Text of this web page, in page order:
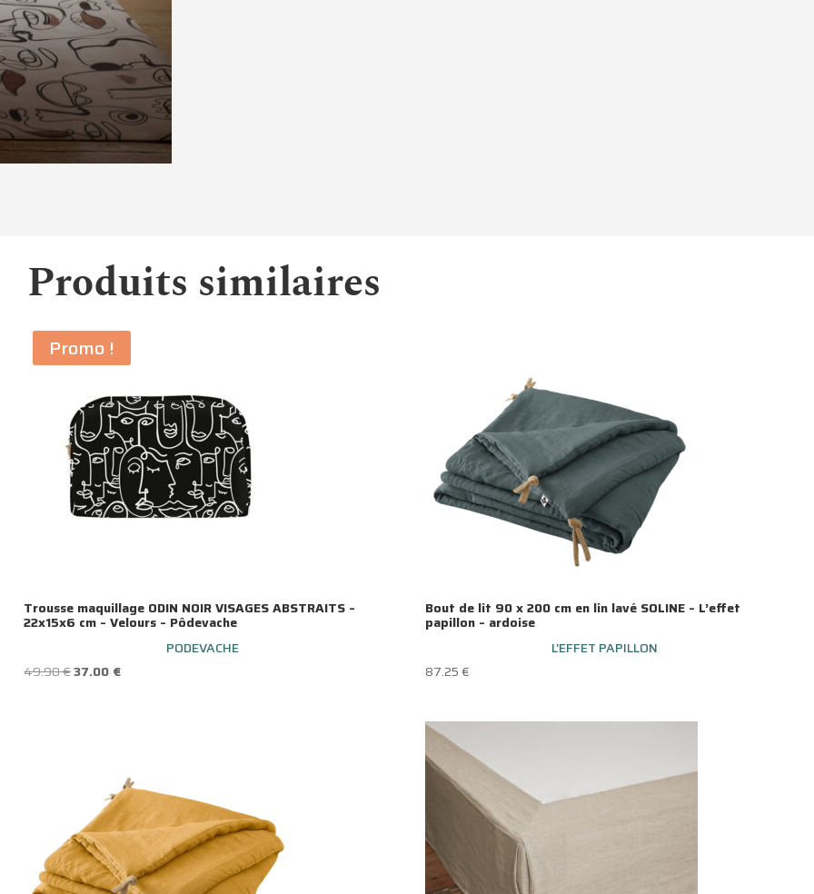
Produits similaires
Promo !
Trousse maquillage ODIN NOIR VISAGES ABSTRAITS –
22x15x6 cm – Velours – Pôdevache
PODEVACHE
49.90€Le
37.00 €Le
Bout de lit 90 x 200 cm en lin lavé SOLINE – L’effet
papillon – ardoise
L'EFFET PAPILLON
87.25€